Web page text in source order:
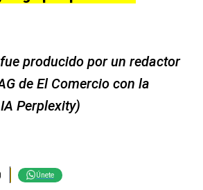
producido por un redactor
de El Comercio con la
Perplexity)
Únete